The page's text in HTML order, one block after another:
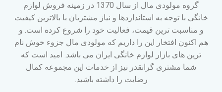
گروه مولودی مال از سال 1370 در زمینه فروش لوازم
خانگی با توجه به استانداردها و نیاز مشتریان با بالاترین کیفیت
و مناسبت ترین قیمت، فعالیت خود را شروع کرده است. و
هم اکنون افتخار این را داریم که مولودی مال جزوء خوش نام
ترین های بازار لوازم خانگی ایران می باشد. امید است که
شما مشتری گرانقدر نیز از خدمات این مجموعه کمال
رضایت را داشته باشید.